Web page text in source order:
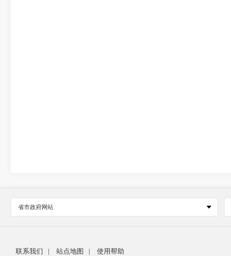
省市政府网站
联系我们 站点地图 使用帮助